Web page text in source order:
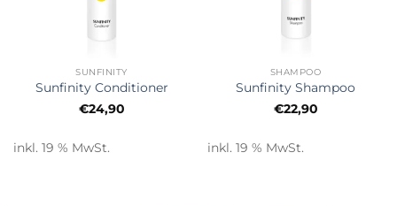
SUNFINITY
Sunfinity Conditioner
€24,90
inkl. 19 % MwSt.
SHAMPOO
Sunfinity Shampoo
€22,90
inkl. 19 % MwSt.